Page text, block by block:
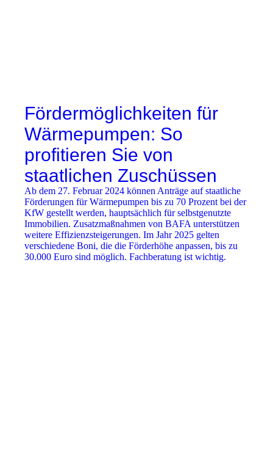
Fördermöglichkeiten für
Wärmepumpen: So
profitieren Sie von
staatlichen Zuschüssen
Ab dem 27. Februar 2024 können Anträge auf staatliche
Förderungen für Wärmepumpen bis zu 70 Prozent bei der
KfW gestellt werden, hauptsächlich für selbstgenutzte
Immobilien. Zusatzmaßnahmen von BAFA unterstützen
weitere Effizienzsteigerungen. Im Jahr 2025 gelten
verschiedene Boni, die die Förderhöhe anpassen, bis zu
30.000 Euro sind möglich. Fachberatung ist wichtig.